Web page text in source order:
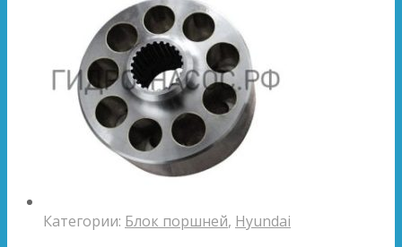
Категории: Блок поршней, Hyundai